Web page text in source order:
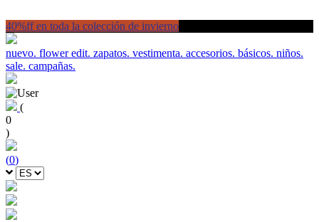
40%ff en toda la colección de invierno
nuevo. flower edit. zapatos. vestimenta. accesorios. básicos. niños.
sale. campañas.
(
0
)
(0)